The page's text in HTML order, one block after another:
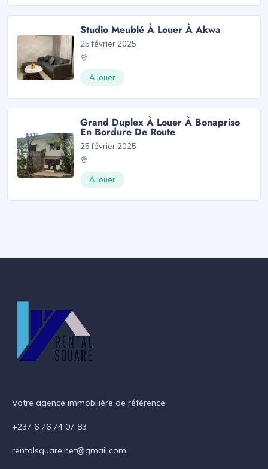
Studio Meublé À Louer À Akwa
25 février 2025
A louer
Grand Duplex À Louer À Bonapriso
En Bordure De Route
25 février 2025
A louer
Votre agence immobilière de référence.
+237 6 76 74 07 83
rentalsquare.net@gmail.com